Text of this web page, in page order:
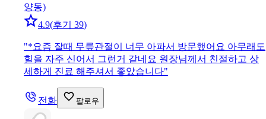
양동)
4.9(후기 39)
"*요즘 잘때 무릎관절이 너무 아파서 방문했어요 아무래도
힐을 자주 신어서 그런거 같네요 원장님께서 친절하고 상
세하게 진료 해주셔서 좋았습니다"
전화 팔로우